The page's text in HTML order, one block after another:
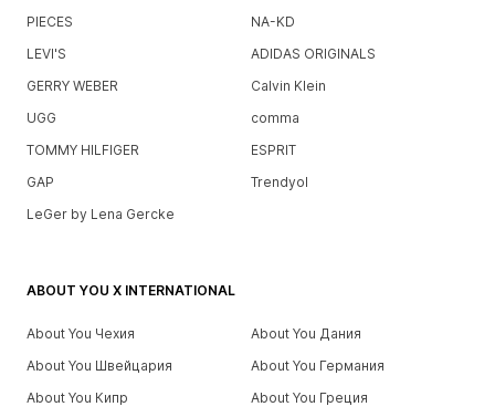
PIECES
NA-KD
LEVI'S
ADIDAS ORIGINALS
GERRY WEBER
Calvin Klein
UGG
comma
TOMMY HILFIGER
ESPRIT
GAP
Trendyol
LeGer by Lena Gercke
ABOUT YOU X INTERNATIONAL
About You Чехия
About You Дания
About You Швейцария
About You Германия
About You Кипр
About You Греция